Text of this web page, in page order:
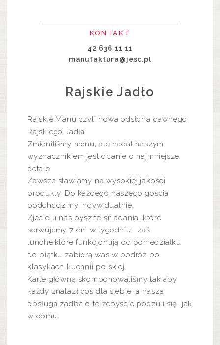
KONTAKT
42 636 11 11
manufaktura@jesc.pl
Rajskie Jadło
Rajskie Manu czyli nowa odsłona dawnego
Rajskiego Jadła.
Zmieniliśmy menu, ale nadal naszym
wyznacznikiem jest dbanie o najmniejsze
detale.
Zawsze stawiamy na wysokiej jakości
produkty. Do każdego naszego gościa
podchodzimy indywidualnie.
Zjecie u nas pyszne śniadania, które
serwujemy 7 dni w tygodniu, zaś
lunche,które funkcjonują od poniedziałku
do piątku zabiorą was w podróż po
klasykach kuchnii polskiej.
Karte główną skomponowaliśmy tak aby
każdy znalazł coś dla siebie, a nasza
obsługa zadba o to żebyście poczuli się, jak
w domu.